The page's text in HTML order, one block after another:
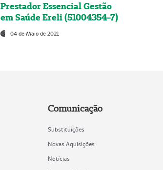
Prestador Essencial Gestão
em Saúde Ereli (51004354-7)
04 de Maio de 2021
Comunicação
Substituições
Novas Aquisições
Notícias